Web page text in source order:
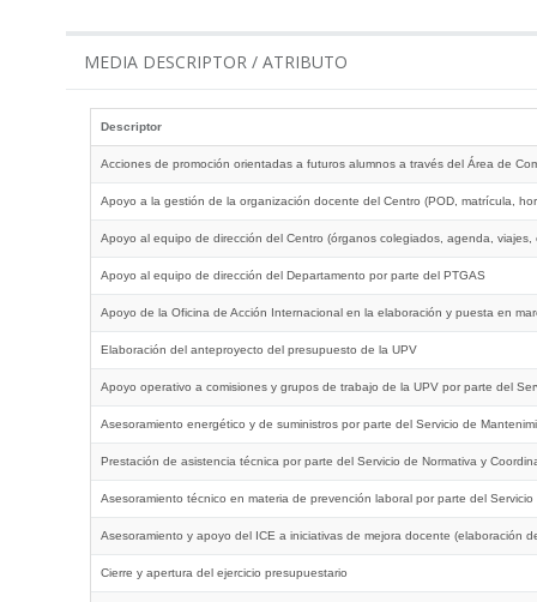
MEDIA DESCRIPTOR / ATRIBUTO
Descriptor
Acciones de promoción orientadas a futuros alumnos a través del Área de
Apoyo a la gestión de la organización docente del Centro (POD, matrícula,
Apoyo al equipo de dirección del Centro (órganos colegiados, agenda,
Apoyo al equipo de dirección del Departamento por parte del PTGAS
Apoyo de la Oficina de Acción Internacional en la elaboración y puesta en
Elaboración del anteproyecto del presupuesto de la UPV
Apoyo operativo a comisiones y grupos de trabajo de la UPV por parte del
Asesoramiento energético y de suministros por parte del Servicio de
Prestación de asistencia técnica por parte del Servicio de Normativa y
Asesoramiento técnico en materia de prevención laboral por parte del
Asesoramiento y apoyo del ICE a iniciativas de mejora docente (elaboración
Cierre y apertura del ejercicio presupuestario